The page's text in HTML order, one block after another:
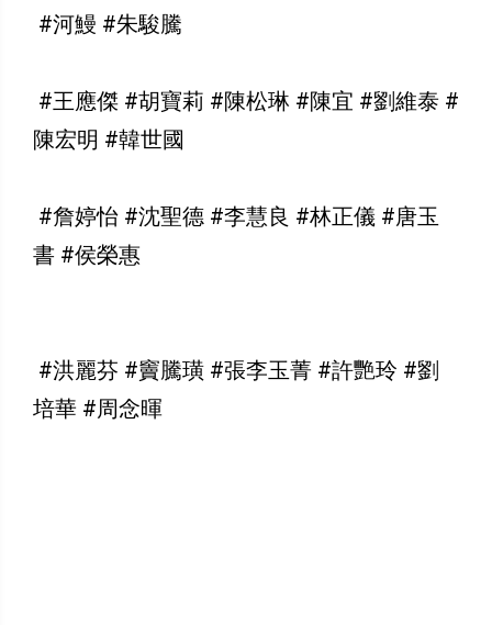
#河鰻 #朱駿騰
#王應傑 #胡寶莉 #陳松琳 #陳宜 #劉維泰 #
陳宏明 #韓世國
#詹婷怡 #沈聖德 #李慧良 #林正儀 #唐玉
書 #侯榮惠
#洪麗芬 #竇騰璜 #張李玉菁 #許艷玲 #劉
培華 #周念暉